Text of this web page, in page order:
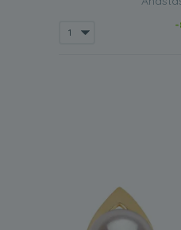
omdat ze geschikt
moment te dragen. Ze
de stijlen die wij aanbieden